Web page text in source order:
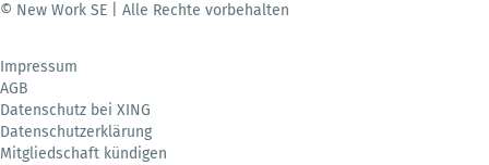
© New Work SE | Alle Rechte vorbehalten
Impressum
AGB
Datenschutz bei XING
Datenschutzerklärung
Mitgliedschaft kündigen